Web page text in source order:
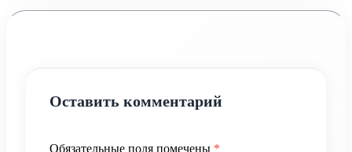
Оставить комментарий
Обязательные поля помечены *